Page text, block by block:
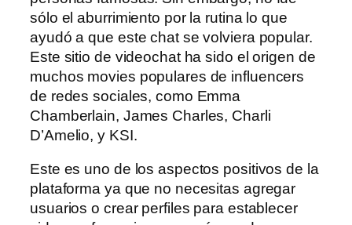
sólo el aburrimiento por la rutina lo que
ayudó a que este chat se volviera popular.
Este sitio de videochat ha sido el origen de
muchos movies populares de influencers
de redes sociales, como Emma
Chamberlain, James Charles, Charli
D’Amelio, y KSI.
Este es uno de los aspectos positivos de la
plataforma ya que no necesitas agregar
usuarios o crear perfiles para establecer